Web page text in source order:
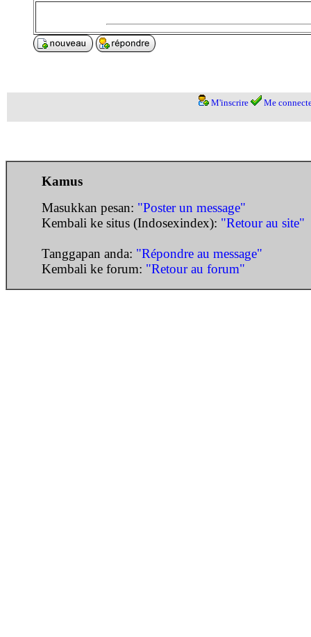
M'inscrire Me
Kamus
Masukkan pesan: "Poster un message"
Kembali ke situs (Indosexindex): "Retour au site"
Tanggapan anda: "Répondre au message"
Kembali ke forum: "Retour au forum"